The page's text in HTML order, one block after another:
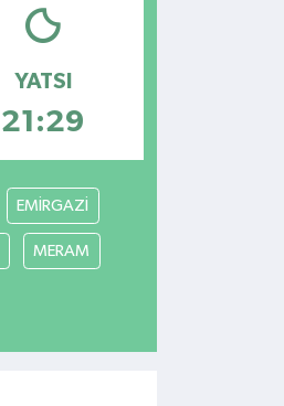
YATSI
21:29
EMİRGAZİ
MERAM